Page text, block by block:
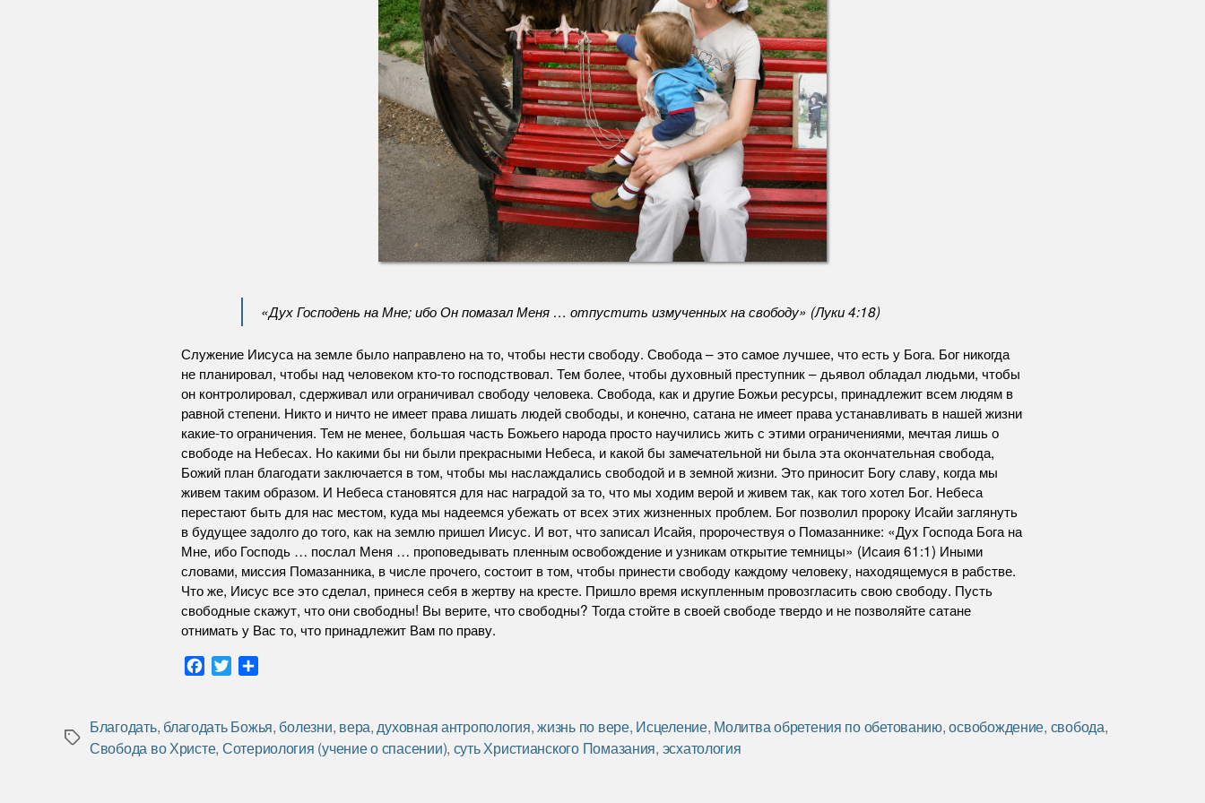
«Дух Господень на Мне; ибо Он помазал Меня … отпустить измученных на свободу» (Луки 4:18)
Служение Иисуса на земле было направлено на то, чтобы нести свободу. Свобода – это самое лучшее, что есть у Бога. Бог никогда
не планировал, чтобы над человеком кто-то господствовал. Тем более, чтобы духовный преступник – дьявол обладал людьми, чтобы
он контролировал, сдерживал или ограничивал свободу человека. Свобода, как и другие Божьи ресурсы, принадлежит всем людям в
равной степени. Никто и ничто не имеет права лишать людей свободы, и конечно, сатана не имеет права устанавливать в нашей жизни
какие-то ограничения. Тем не менее, большая часть Божьего народа просто научились жить с этими ограничениями, мечтая лишь о
свободе на Небесах. Но какими бы ни были прекрасными Небеса, и какой бы замечательной ни была эта окончательная свобода,
Божий план благодати заключается в том, чтобы мы наслаждались свободой и в земной жизни. Это приносит Богу славу, когда мы
живем таким образом. И Небеса становятся для нас наградой за то, что мы ходим верой и живем так, как того хотел Бог. Небеса
перестают быть для нас местом, куда мы надеемся убежать от всех этих жизненных проблем. Бог позволил пророку Исайи заглянуть
в будущее задолго до того, как на землю пришел Иисус. И вот, что записал Исайя, пророчествуя о Помазаннике: «Дух Господа Бога на
Мне, ибо Господь … послал Меня … проповедывать пленным освобождение и узникам открытие темницы» (Исаия 61:1) Иными
словами, миссия Помазанника, в числе прочего, состоит в том, чтобы принести свободу каждому человеку, находящемуся в рабстве.
Что же, Иисус все это сделал, принеся себя в жертву на кресте. Пришло время искупленным провозгласить свою свободу. Пусть
свободные скажут, что они свободны! Вы верите, что свободны? Тогда стойте в своей свободе твердо и не позволяйте сатане
отнимать у Вас то, что принадлежит Вам по праву.
e
b
t
t
р
а
Метки
Благодать, благодать Божья, болезни, вера,духовная антропология,жизнь по вере, Исцеление, Молитва обретения по обетованию,освобождение, свобода,
Свобода во Христе, Сотериология (учение о спасении), суть Христианского Помазания, эсхатология